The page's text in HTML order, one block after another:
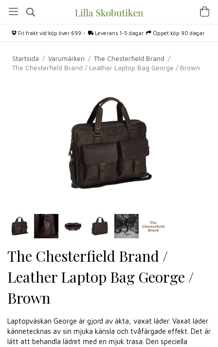
Fri frakt vid köp över 699:- Leverans 1-5 dagar Öppet köp 90 dagar
Startsida / Varumärken / The Chesterfield Brand /
The Chesterfield Brand / Leather Laptop Bag George / Brown
The Chesterfield Brand /
Leather Laptop Bag George /
Brown
Laptopväskan George är gjord av äkta, vaxat läder. Vaxat läder
kännetecknas av sin mjuka känsla och tvåfärgade effekt. Det är
lätt att behandla lädret med en mjuk trasa. Den speciella